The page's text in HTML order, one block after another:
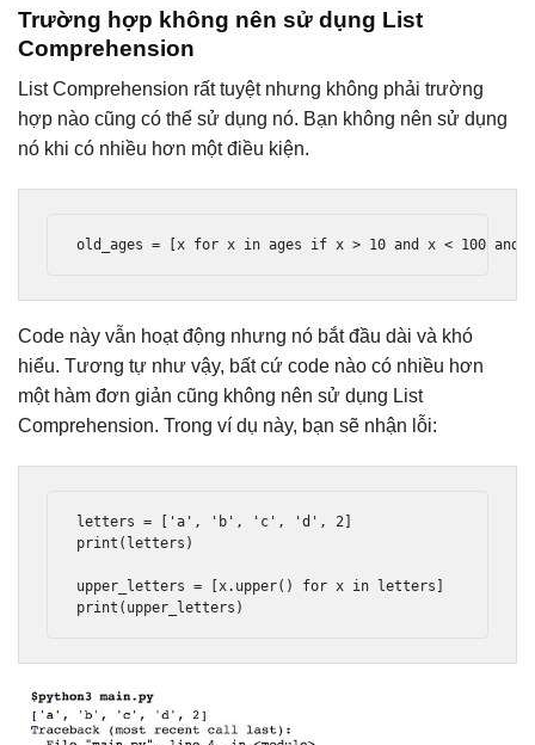
Trường hợp không nên sử dụng List
Comprehension
List Comprehension rất tuyệt nhưng không phải trường
hợp nào cũng có thể sử dụng nó. Bạn không nên sử dụng
nó khi có nhiều hơn một điều kiện.
old_ages = [x for x in ages if x > 10 and x < 100 and
Code này vẫn hoạt động nhưng nó bắt đầu dài và khó
hiểu. Tương tự như vậy, bất cứ code nào có nhiều hơn
một hàm đơn giản cũng không nên sử dụng List
Comprehension. Trong ví dụ này, bạn sẽ nhận lỗi:
letters = [ 'a' , 'b' , 'c' , 'd' , 2 ]
print ( letters )
upper_letters = [x. upper() for x in letters ]
print ( upper_letters )